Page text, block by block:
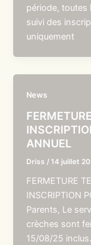
période, toutes
suivi des
uniquement
News
ANNUEL
Driss /14 juillet
FERMETURE
INSCRIPTION
Parents, Le
crèches sont
15/08/25